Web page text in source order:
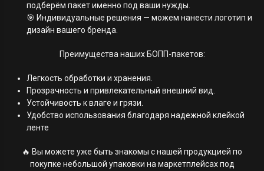
подберём пакет именно под ваши нужды.
🎯 Индивидуальные решения — можем нанести логотип и
дизайн вашего бренда.
Преимущества наших БОПП-пакетов:
Легкость обработки и хранения.
Прозрачность и привлекательный внешний вид.
Устойчивость к влаге и грязи.
Удобство использования благодаря надежной клейкой
ленте
🔥 Вы можете уже быть знакомы с нашей продукцией по
покупке небольшой упаковки на маркетплейсах под